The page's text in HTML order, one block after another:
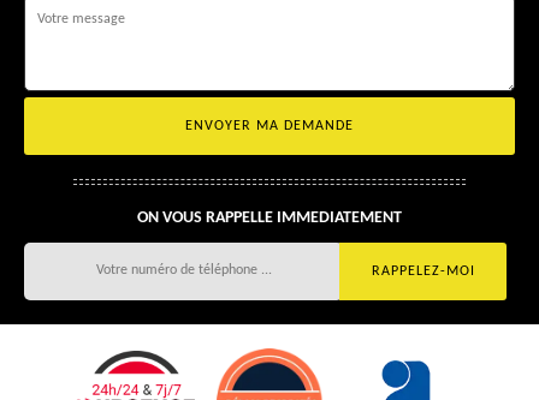
ON VOUS RAPPELLE IMMEDIATEMENT